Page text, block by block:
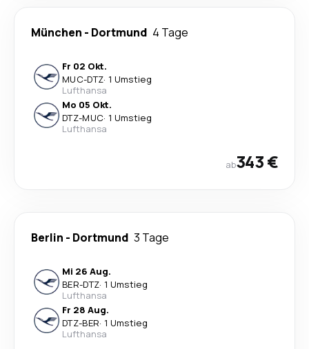
München - Dortmund 4 Tage
Fr 02 Okt.
MUC-DTZ· 1 Umstieg
Lufthansa
Mo 05 Okt.
DTZ-MUC· 1 Umstieg
Lufthansa
ab343 €
Berlin - Dortmund 3 Tage
Mi 26 Aug.
BER-DTZ· 1 Umstieg
Lufthansa
Fr 28 Aug.
DTZ-BER· 1 Umstieg
Lufthansa